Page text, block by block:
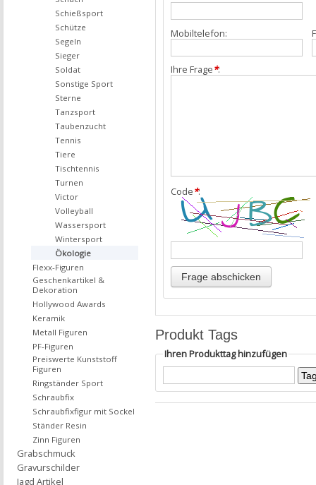
Mobiltelefon:
Ihre Frage*:
Code*:
Produkt Tags
Ihren Produkttag hinzufügen
Schießsport
Schütze
Segeln
Sieger
Soldat
Sonstige Sport
Sterne
Tanzsport
Taubenzucht
Tennis
Tiere
Tischtennis
Turnen
Victor
Volleyball
Wassersport
Wintersport
Ökologie
Flexx-Figuren
Geschenkartikel &
Dekoration
Hollywood Awards
Keramik
Metall Figuren
PF-Figuren
Preiswerte Kunststoff
Figuren
Ringständer Sport
Schraubfix
Schraubfixfigur mit Sockel
Ständer Resin
Zinn Figuren
Grabschmuck
Gravurschilder
Jagd Artikel